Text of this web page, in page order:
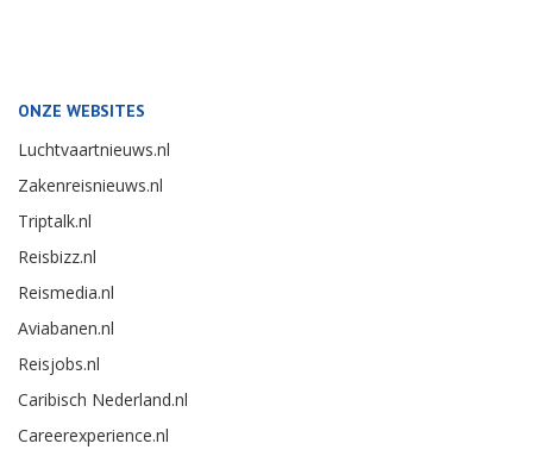
ONZE WEBSITES
Luchtvaartnieuws.nl
Zakenreisnieuws.nl
Triptalk.nl
Reisbizz.nl
Reismedia.nl
Aviabanen.nl
Reisjobs.nl
Caribisch Nederland.nl
Careerexperience.nl